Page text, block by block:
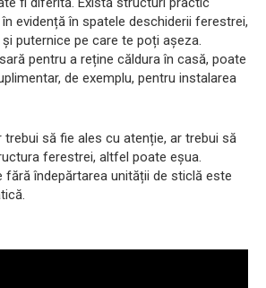
evidență în spatele deschiderii ferestrei,
puternice pe care te poți așeza.
pentru a reține căldura în casă, poate
de exemplu, pentru instalarea
să fie ales cu atenție, ar trebui să
ferestrei, altfel poate eșua.
fără îndepărtarea unității de sticlă este